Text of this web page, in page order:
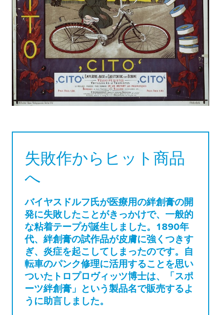
失敗作からヒット商品
へ
バイヤスドルフ氏が医療用の絆創膏の開
発に失敗したことがきっかけで、一般的
な粘着テープが誕生しました。1890年
代、絆創膏の試作品が皮膚に強くつきす
ぎ、炎症を起こしてしまったのです。自
転車のパンク修理に活用することを思い
ついたトロプロヴィッツ博士は、「スポ
ーツ絆創膏」という製品名で販売するよ
うに助言しました。